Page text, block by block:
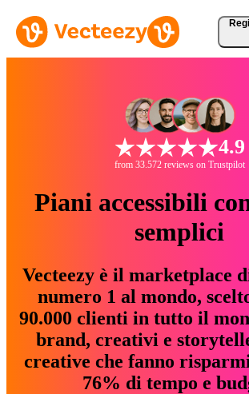
4.9
from 33.572 reviews on Trustpilot
Piani accessibili
semplici
Vecteezy è il marketplace
numero 1 al mondo,
90.000 clienti in tutto il
brand, creativi e
creative che fanno
76% di tempo e